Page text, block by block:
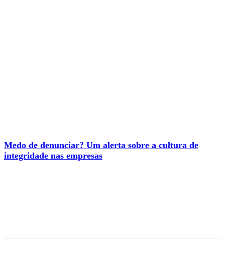
Medo de denunciar? Um alerta sobre a cultura de
integridade nas empresas